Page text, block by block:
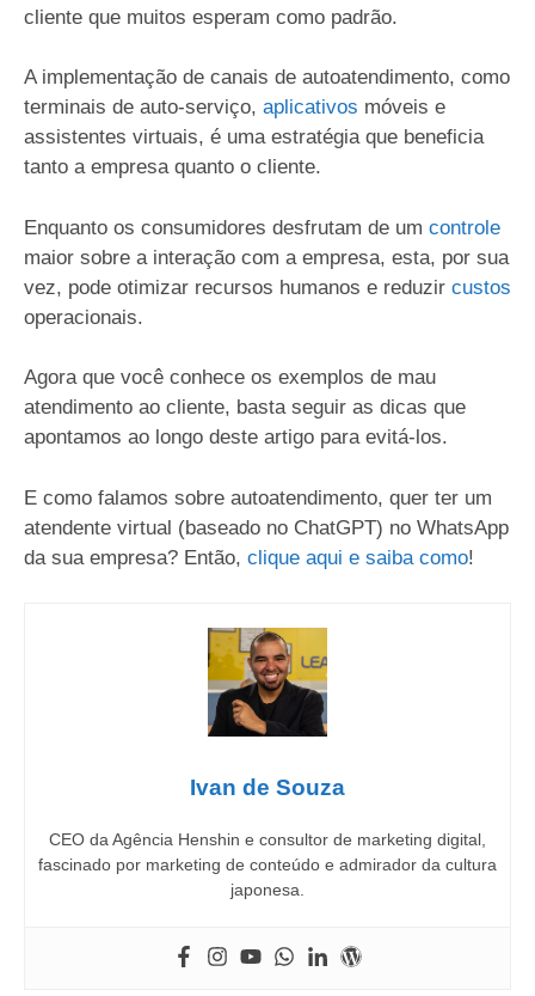
cliente que muitos esperam como padrão.
A implementação de canais de autoatendimento, como
terminais de auto-serviço, aplicativos móveis e
assistentes virtuais, é uma estratégia que beneficia
tanto a empresa quanto o cliente.
Enquanto os consumidores desfrutam de um controle
maior sobre a interação com a empresa, esta, por sua
vez, pode otimizar recursos humanos e reduzir custos
operacionais.
Agora que você conhece os exemplos de mau
atendimento ao cliente, basta seguir as dicas que
apontamos ao longo deste artigo para evitá-los.
E como falamos sobre autoatendimento, quer ter um
atendente virtual (baseado no ChatGPT) no WhatsApp
da sua empresa? Então, clique aqui e saiba como!
Ivan de Souza
CEO da Agência Henshin e consultor de marketing digital,
fascinado por marketing de conteúdo e admirador da cultura
japonesa.